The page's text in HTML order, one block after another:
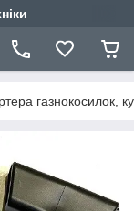
газнокосилок,